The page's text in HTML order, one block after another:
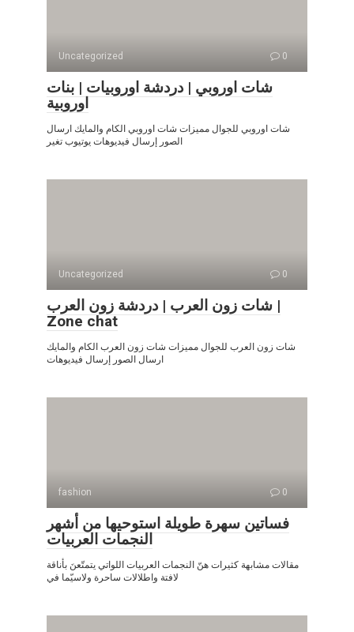
Uncategorized 0
شات اوروبي | دردشة اوروبيات | بنات
اوروبية
شات اوروبي للجوال مميزات شات اوروبي الكام والمايك ارسال
الصور إرسال فيديوهات يوتيوب تغير
Uncategorized 0
شات زون العرب | دردشة زون العرب |
Zone chat
شات زون العرب للجوال مميزات شات زون العرب الكام والمايك
ارسال الصور إرسال فيديوهات
fashion 0
فساتين سهرة طويلة استوحيها من أشهر
النجمات العربيات
مقالات مشابهة كثيرات هنّ النجمات العربيات اللواتي يتمتّعنَ بأناقة
لافتة واطلالات ساحرة ولاسيّما في